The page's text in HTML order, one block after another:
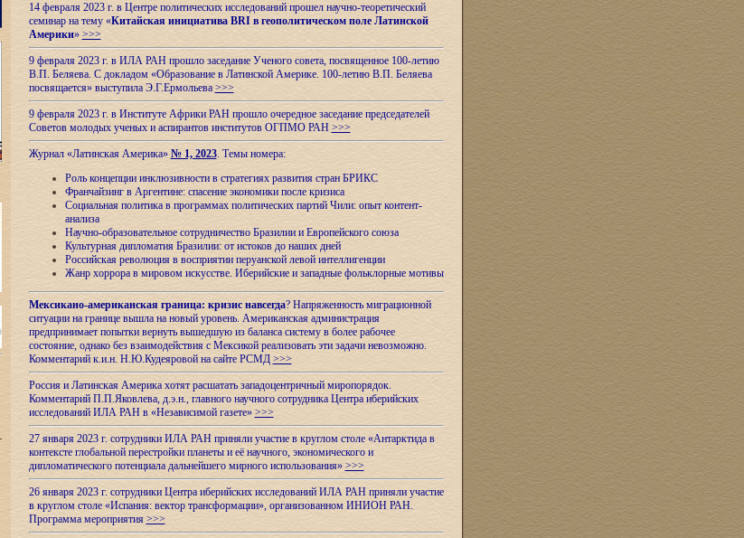
14 февраля 2023 г. в Центре политических исследований прошел научно-теоретический
семинар на тему «Китайская инициатива BRI в геополитическом поле Латинской
Америки» >>>
9 февраля 2023 г. в ИЛА РАН прошло заседание Ученого совета, посвященное 100-летию
В.П. Беляева. С докладом «Образование в Латинской Америке. 100-летию В.П. Беляева
посвящается» выступила Э.Г.Ермольева >>>
9 февраля 2023 г. в Институте Африки РАН прошло очередное заседание председателей
Советов молодых ученых и аспирантов институтов ОГПМО РАН >>>
Журнал «Латинская Америка» № 1, 2023. Темы номера:
Роль концепции инклюзивности в стратегиях развития стран БРИКС
Франчайзинг в Аргентине: спасение экономики после кризиса
Социальная политика в программах политических партий Чили: опыт контент-
анализа
Научно-образовательное сотрудничество Бразилии и Европейского союза
Культурная дипломатия Бразилии: от истоков до наших дней
Российская революция в восприятии перуанской левой интеллигенции
Жанр хоррора в мировом искусстве. Иберийские и западные фольклорные мотивы
Мексикано-американская граница: кризис навсегда? Напряженность миграционной
ситуации на границе вышла на новый уровень. Американская администрация
предпринимает попытки вернуть вышедшую из баланса систему в более рабочее
состояние, однако без взаимодействия с Мексикой реализовать эти задачи невозможно.
Комментарий к.и.н. Н.Ю.Кудеяровой на сайте РСМД >>>
Россия и Латинская Америка хотят расшатать западоцентричный миропорядок.
Комментарий П.П.Яковлева, д.э.н., главного научного сотрудника Центра иберийских
исследований ИЛА РАН в «Независимой газете» >>>
27 января 2023 г. сотрудники ИЛА РАН приняли участие в круглом столе «Антарктида в
контексте глобальной перестройки планеты и её научного, экономического и
дипломатического потенциала дальнейшего мирного использования» >>>
26 января 2023 г. сотрудники Центра иберийских исследований ИЛА РАН приняли участие
в круглом столе «Испания: вектор трансформации», организованном ИНИОН РАН.
Программа мероприятия>>>